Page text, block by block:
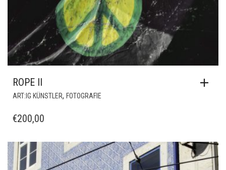
ROPE II
ART:IG KÜNSTLER, FOTOGRAFIE
€200,00